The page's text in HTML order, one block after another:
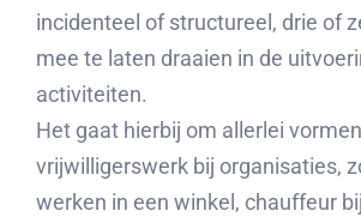
incidenteel of structureel, drie of
mee te laten draaien in de
activiteiten.
Het gaat hierbij om allerlei
vrijwilligerswerk bij organisaties,
werken in een winkel, chauffeur